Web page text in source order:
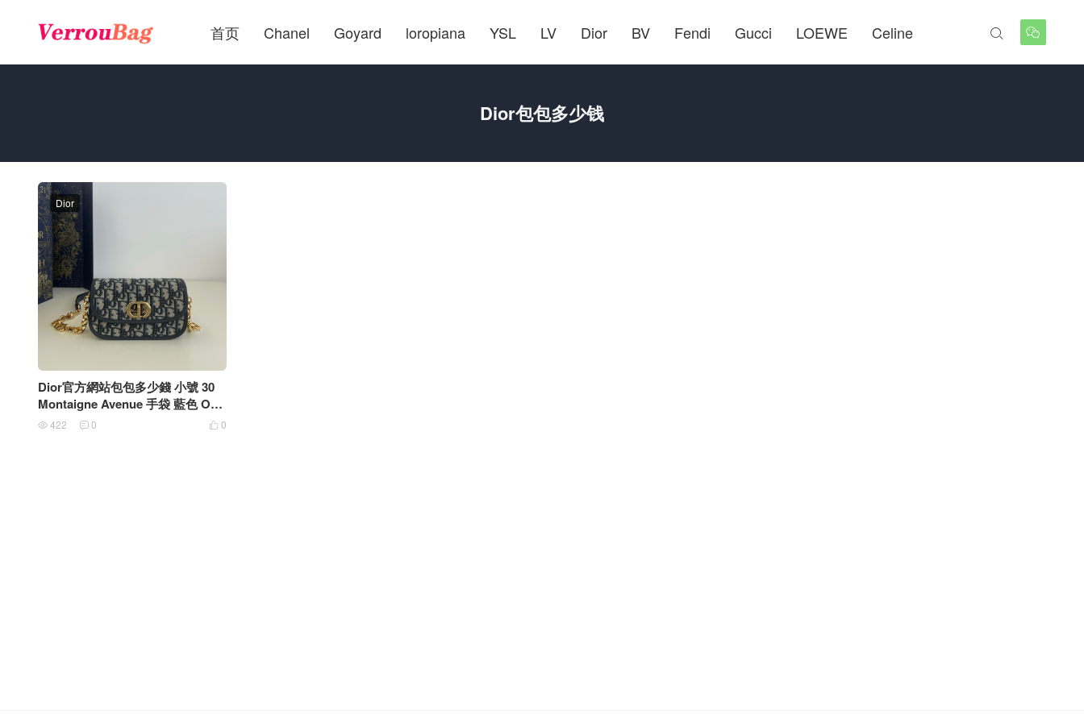
首页 Chanel Goyard loropiana YSL LV Dior BV Fendi Gucci LOEWE Celine 

Dior包包多少钱
Dior官方網站包包多少錢 小號 30
Montaigne Avenue 手袋 藍色 Obli
que 印花
Dior
 0
 422  0